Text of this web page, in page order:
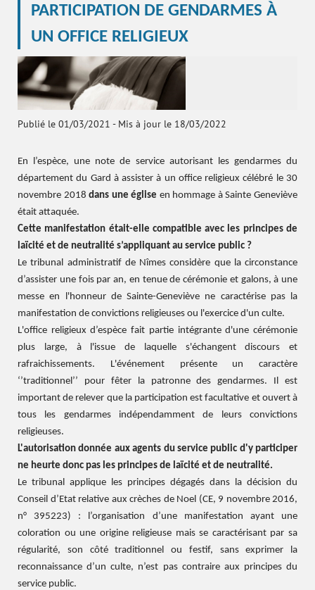
PARTICIPATION DE GENDARMES À
UN OFFICE RELIGIEUX
Publié le 01/03/2021 - Mis à jour le 18/03/2022
En l’espèce, une note de service autorisant les gendarmes du
département du Gard à assister à un office religieux célébré le 30
novembre 2018dans une église en hommage à Sainte Geneviève
était attaquée.
Cette manifestation était-elle compatible avec les principes de
laïcité et de neutralité s’appliquant au service public ?
Le tribunal administratif de Nîmes considère que la circonstance
d’assister une fois par an, en tenue de cérémonie et galons, à une
messe en l'honneur de Sainte-Geneviève ne caractérise pas la
manifestation de convictions religieuses ou l'exercice d'un culte.
L'office religieux d’espèce fait partie intégrante d'une cérémonie
plus large, à l'issue de laquelle s'échangent discours et
rafraichissements. L'événement présente un caractère
‘’traditionnel’’ pour fêter la patronne des gendarmes. Il est
important de relever que la participation est facultative et ouvert à
tous les gendarmes indépendamment de leurs convictions
religieuses.
L'autorisation donnée aux agents du service public d'y participer
ne heurte donc pas les principes de laïcité et de neutralité.
Le tribunal applique les principes dégagés dans la décision du
Conseil d’Etat relative aux crèches de Noel (CE, 9 novembre 2016,
n° 395223) : l’organisation d’une manifestation ayant une
coloration ou une origine religieuse mais se caractérisant par sa
régularité, son côté traditionnel ou festif, sans exprimer la
reconnaissance d’un culte, n’est pas contraire aux principes du
service public.